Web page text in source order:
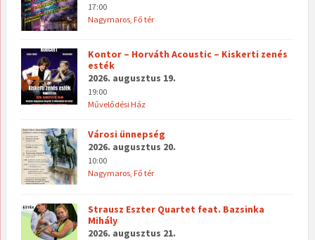
17:00
Nagymaros, Fő tér
Kontor – Horváth Acoustic – Kiskerti zenés
esték
2026. augusztus 19.
19:00
Művelődési Ház
Városi ünnepség
2026. augusztus 20.
10:00
Nagymaros, Fő tér
Strausz Eszter Quartet feat. Bazsinka
Mihály
2026. augusztus 21.